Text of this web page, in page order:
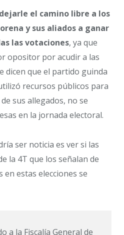
dejarle el camino libre a los
y sus aliados a ganar
las votaciones, ya que
opositor por acudir a las
dicen que el partido guinda
recursos públicos para
sus allegados, no se
en la jornada electoral.
ser noticia es ver si las
la 4T que los señalan de
estas elecciones se
a la Fiscalía General de